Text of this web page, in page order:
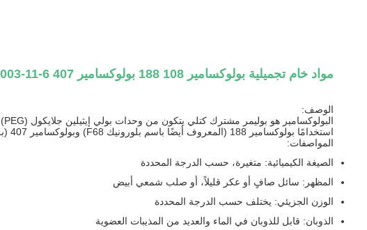
مواد خام تجميلية بولوكسامير 108 188 بولوكسامير 407 CAS 9003-11-6
الوصف:
استخدامًا بولوكسامير 188 (المعروف أيضًا باسم بلورونيك F68) وبولوكسامير 407 (بلورونيك F127).
المواصفات:
الصيغة الكيميائية: متغيرة، حسب الدرجة المحددة
المظهر: سائل صافٍ أو عكر قليلاً، أو صلب شمعي أبيض
الوزن الجزيئي: يختلف حسب الدرجة المحددة
الذوبان: قابل للذوبان في الماء والعديد من المذيبات العضوية